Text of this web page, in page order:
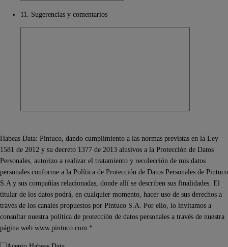
11. Sugerencias y comentarios
Habeas Data: Pintuco, dando cumplimiento a las normas previstas en la Ley
1581 de 2012 y su decreto 1377 de 2013 alusivos a la Protección de Datos
Personales, autorizo a realizar el tratamiento y recolección de mis datos
personales conforme a la Política de Protección de Datos Personales de Pintuco
S.A y sus compañías relacionadas, donde allí se describen sus finalidades. El
titular de los datos podrá, en cualquier momento, hacer uso de sus derechos a
través de los canales propuestos por Pintuco S.A. Por ello, lo invitamos a
consultar nuestra política de protección de datos personales a través de nuestra
página web www.pintuco.com.*